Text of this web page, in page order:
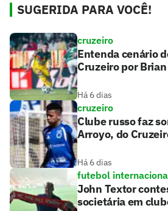
SUGERIDA PARA VOCÊ!
cruzeiro
Entenda cenário
Cruzeiro por
Há 6 dias
cruzeiro
Clube russo faz
Arroyo, do
Há 6 dias
futebol
John Textor
societária em